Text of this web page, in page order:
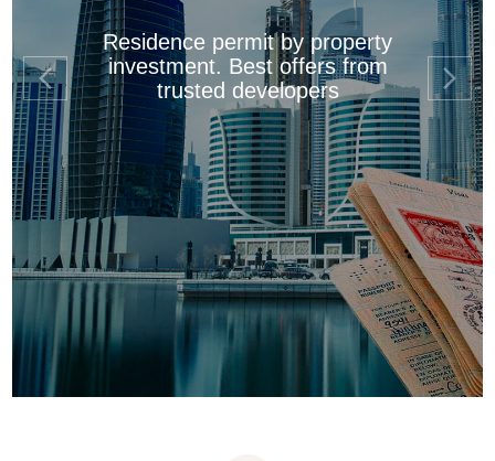
Residence permit by property
investment. Best offers from
trusted developers